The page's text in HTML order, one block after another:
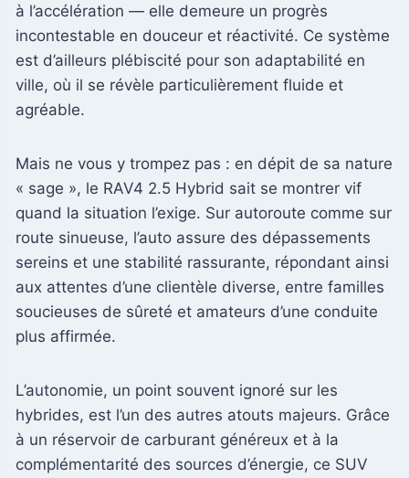
à l’accélération — elle demeure un progrès
incontestable en douceur et réactivité. Ce système
est d’ailleurs plébiscité pour son adaptabilité en
ville, où il se révèle particulièrement fluide et
agréable.
Mais ne vous y trompez pas : en dépit de sa nature
« sage », le RAV4 2.5 Hybrid sait se montrer vif
quand la situation l’exige. Sur autoroute comme sur
route sinueuse, l’auto assure des dépassements
sereins et une stabilité rassurante, répondant ainsi
aux attentes d’une clientèle diverse, entre familles
soucieuses de sûreté et amateurs d’une conduite
plus affirmée.
L’autonomie, un point souvent ignoré sur les
hybrides, est l’un des autres atouts majeurs. Grâce
à un réservoir de carburant généreux et à la
complémentarité des sources d’énergie, ce SUV